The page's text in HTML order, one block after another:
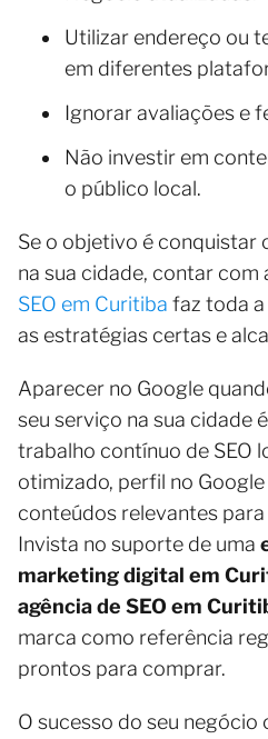
Utilizar endereço ou
em diferentes
Ignorar avaliações e
Não investir em
o público local.
Se o objetivo é conquistar
na sua cidade, contar com
SEO em Curitiba faz toda
as estratégias certas e
Aparecer no Google
seu serviço na sua cidade
trabalho contínuo de SEO
otimizado, perfil no
conteúdos relevantes
Invista no suporte de uma
marketing digital em
agência de SEO em
marca como referência
prontos para comprar.
O sucesso do seu negócio